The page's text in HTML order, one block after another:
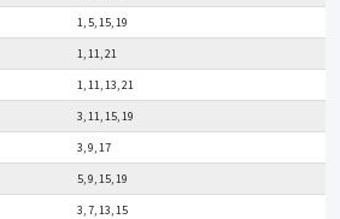
1, 5, 15, 19
1, 11, 21
1, 11, 13, 21
3, 11, 15, 19
3, 9, 17
5, 9, 15, 19
3, 7, 13, 15